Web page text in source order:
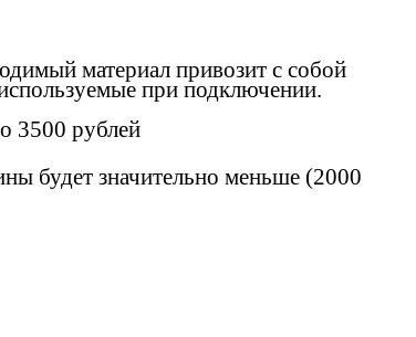
материал привозит с собой
при подключении.
3500 рублей
будет значительно меньше (2000